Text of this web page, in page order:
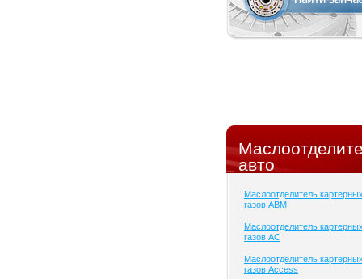
авто
Маслоотделитель
газов ABM
Маслоотделитель
газов AC
Маслоотделитель
газов Access